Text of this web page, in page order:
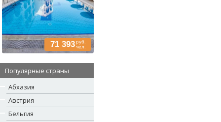
71 393руб.
чел.
Популярные страны
Абхазия
Австрия
Бельгия